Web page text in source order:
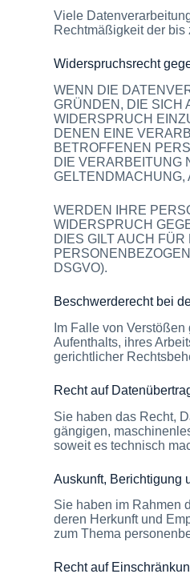
Viele
Rechtmäßigkeit der bis
Widerspruchsrecht
WENN DIE
GRÜNDEN, DIE SICH
WIDERSPRUCH
DENEN EINE
BETROFFENEN
DIE VERARBEITUNG
WERDEN IHRE
WIDERSPRUCH
DIES GILT AUCH
DSGVO).
Beschwerde­recht bei
Im Falle von
Aufenthalts, ihres
gerichtlicher
Recht auf
Sie haben das Recht,
gängigen,
soweit es technisch
Auskunft, Berichtigung
Sie haben im Rahmen
deren Herkunft und
zum Thema
Recht auf